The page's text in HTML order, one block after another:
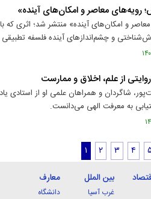
رویه‌های معاصر و امکان‌های آینده»
و امکان‌های آینده» منتشر شد؛ اثری که
و چشم‌اندازهای آینده فلسفه تطبیقی
از علم، اخلاق و ممارست
شاگردان و همراهان علمی او از استادی
به معرفت الهی می‌دانست.
۱ ۲ ۳ ۴
بین الملل
غرب آسیا
معارف
دانشگاه